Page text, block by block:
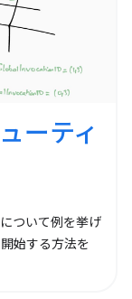
ーティ
ついて例を挙げ
始する方法を